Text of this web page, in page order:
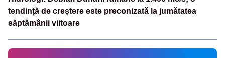
tendință de creștere este preconizată la jumătatea
săptămânii viitoare